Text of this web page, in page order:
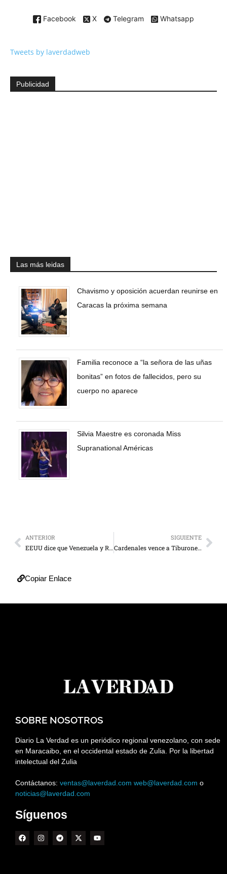
Facebook X Telegram Whatsapp
Tweets by laverdadweb
Publicidad
Las más leidas
Chavismo y oposición acuerdan reunirse en
Caracas la próxima semana
Familia reconoce a “la señora de las uñas
bonitas” en fotos de fallecidos, pero su
cuerpo no aparece
Silvia Maestre es coronada Miss
Supranational Américas
ANTERIOR
EEUU dice que Venezuela y Rusia son “dos gobiernos corruptos”
SIGUIENTE
Cardenales vence a Tiburones y rinden honores a sus peloteros fallecidos
Copiar Enlace
SOBRE NOSOTROS
Diario La Verdad es un periódico regional venezolano, con sede
en Maracaibo, en el occidental estado de Zulia. Por la libertad
intelectual del Zulia
Contáctanos: ventas@laverdad.com web@laverdad.com o
noticias@laverdad.com
Síguenos